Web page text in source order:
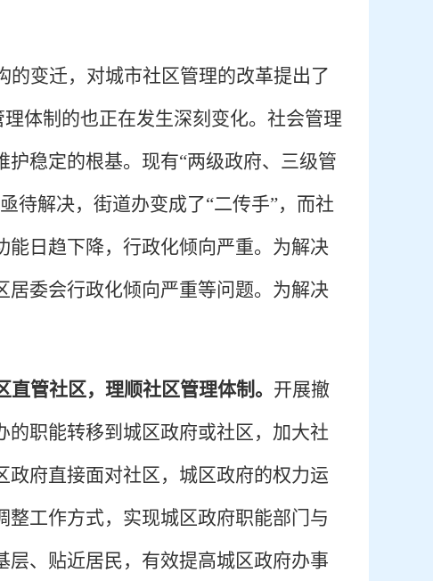
的变迁，对城市社区管理的改革提出了
体制的也正在发生深刻变化。社会管理
稳定的根基。现有“两级政府、三级管
待解决，街道办变成了“二传手”，而社
能日趋下降，行政化倾向严重。为解决
委会行政化倾向严重等问题。为解决
管社区，理顺社区管理体制。 开展撤
职能转移到城区政府或社区，加大社
政府直接面对社区，城区政府的权力运
工作方式，实现城区政府职能部门与
、贴近居民，有效提高城区政府办事